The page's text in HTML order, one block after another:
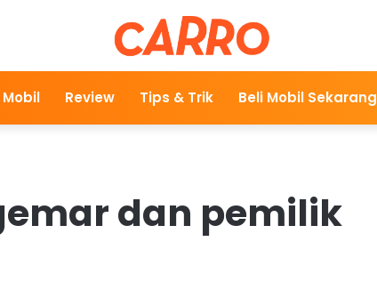
Review Tips & Trik Beli Mobil Sekarang
dan pemilik